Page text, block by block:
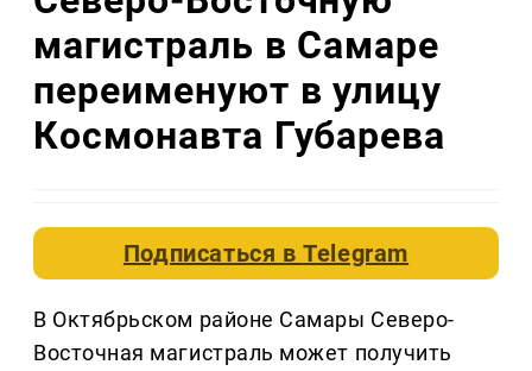
магистраль в Самаре
переименуют в улицу
Космонавта Губарева
Подписаться вTelegram
В Октябрьском районе Самары Северо-
Восточная магистраль может получить